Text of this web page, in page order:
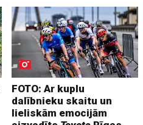
FOTO: Ar kuplu
dalībnieku skaitu un
lieliskām emocijām